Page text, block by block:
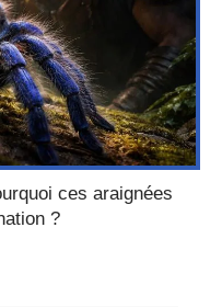
ces araignées
?